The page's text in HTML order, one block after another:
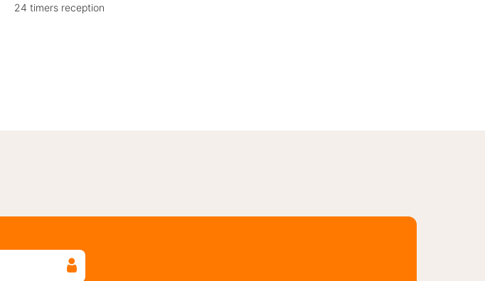
24 timers reception